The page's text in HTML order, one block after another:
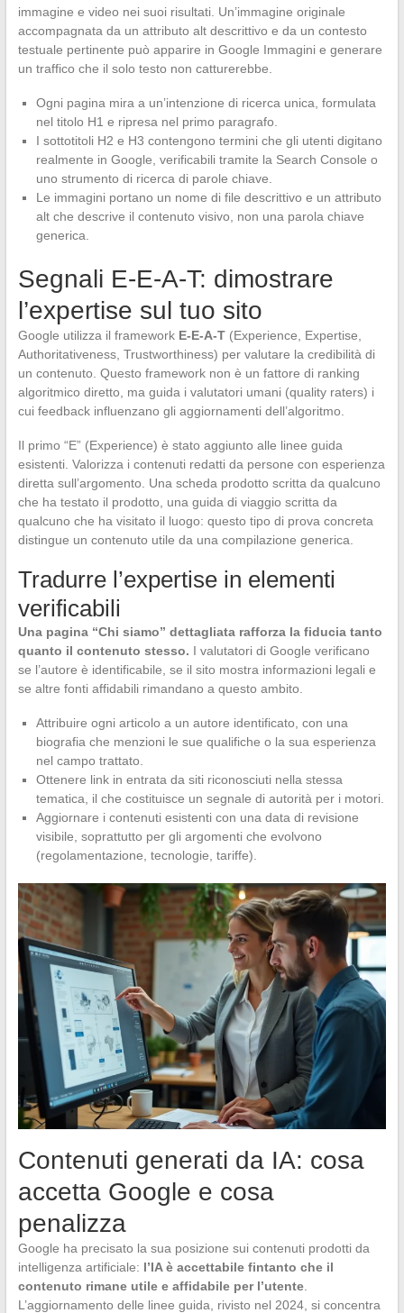
immagine e video nei suoi risultati. Un’immagine originale
accompagnata da un attributo alt descrittivo e da un contesto
testuale pertinente può apparire in Google Immagini e generare
un traffico che il solo testo non catturerebbe.
Ogni pagina mira a un’intenzione di ricerca unica, formulata
nel titolo H1 e ripresa nel primo paragrafo.
I sottotitoli H2 e H3 contengono termini che gli utenti digitano
realmente in Google, verificabili tramite la Search Console o
uno strumento di ricerca di parole chiave.
Le immagini portano un nome di file descrittivo e un attributo
alt che descrive il contenuto visivo, non una parola chiave
generica.
Segnali E-E-A-T: dimostrare
l’expertise sul tuo sito
Google utilizza il framework E-E-A-T(Experience, Expertise,
Authoritativeness, Trustworthiness) per valutare la credibilità di
un contenuto. Questo framework non è un fattore di ranking
algoritmico diretto, ma guida i valutatori umani (quality raters) i
cui feedback influenzano gli aggiornamenti dell’algoritmo.
Il primo “E” (Experience) è stato aggiunto alle linee guida
esistenti. Valorizza i contenuti redatti da persone con esperienza
diretta sull’argomento. Una scheda prodotto scritta da qualcuno
che ha testato il prodotto, una guida di viaggio scritta da
qualcuno che ha visitato il luogo: questo tipo di prova concreta
distingue un contenuto utile da una compilazione generica.
Tradurre l’expertise in elementi
verificabili
Una pagina “Chi siamo” dettagliata rafforza la fiducia tanto
quanto il contenuto stesso. I valutatori di Google verificano
se l’autore è identificabile, se il sito mostra informazioni legali e
se altre fonti affidabili rimandano a questo ambito.
Attribuire ogni articolo a un autore identificato, con una
biografia che menzioni le sue qualifiche o la sua esperienza
nel campo trattato.
Ottenere link in entrata da siti riconosciuti nella stessa
tematica, il che costituisce un segnale di autorità per i motori.
Aggiornare i contenuti esistenti con una data di revisione
visibile, soprattutto per gli argomenti che evolvono
(regolamentazione, tecnologie, tariffe).
Contenuti generati da IA: cosa
accetta Google e cosa
penalizza
Google ha precisato la sua posizione sui contenuti prodotti da
intelligenza artificiale: l’IA è accettabile fintanto che il
contenuto rimane utile e affidabile per l’utente.
L’aggiornamento delle linee guida, rivisto nel 2024, si concentra